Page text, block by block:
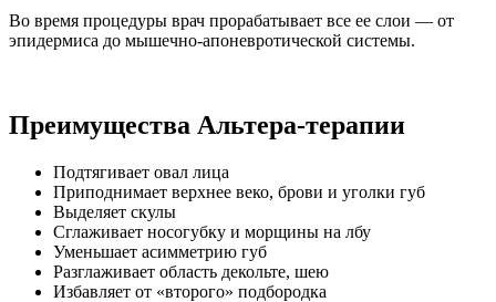
Во время процедуры врач прорабатывает все ее слои — от
эпидермиса до мышечно-апоневротической системы.
Преимущества Альтера-терапии
Подтягивает овал лица
Приподнимает верхнее веко, брови и уголки губ
Выделяет скулы
Сглаживает носогубку и морщины на лбу
Уменьшает асимметрию губ
Разглаживает область декольте, шею
Избавляет от «второго» подбородка